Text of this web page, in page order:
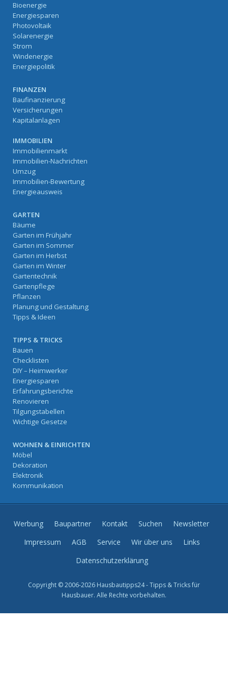
Bioenergie
Energiesparen
Photovoltaik
Solarenergie
Strom
Windenergie
Energiepolitik
FINANZEN
Baufinanzierung
Versicherungen
Kapitalanlagen
IMMOBILIEN
Immobilienmarkt
Immobilien-Nachrichten
Umzug
Immobilien-Bewertung
Energieausweis
GARTEN
Bäume
Garten im Frühjahr
Garten im Sommer
Garten im Herbst
Garten im Winter
Gartentechnik
Gartenpflege
Pflanzen
Planung und Gestaltung
Tipps & Ideen
TIPPS & TRICKS
Bauen
Checklisten
DIY – Heimwerker
Energiesparen
Erfahrungsberichte
Renovieren
Tilgungstabellen
Wichtige Gesetze
WOHNEN & EINRICHTEN
Möbel
Dekoration
Elektronik
Kommunikation
Werbung Baupartner Kontakt Suchen
Newsletter
Impressum
AGB Service Wir über uns
Links
Datenschutzerklärung
Copyright © 2006-2026 Hausbautipps24 - Tipps & Tricks für
Hausbauer. Alle Rechte vorbehalten.